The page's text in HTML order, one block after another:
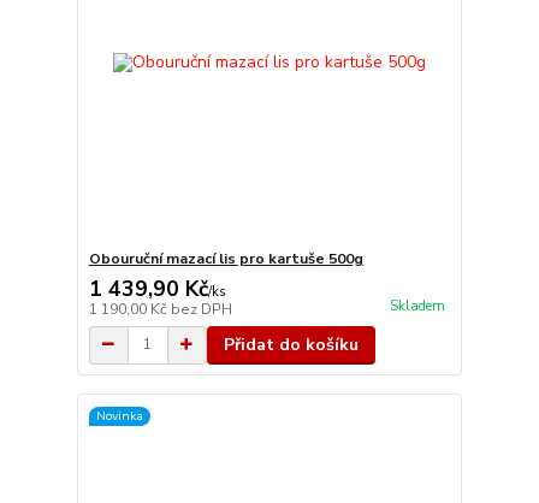
Obouruční mazací lis pro kartuše 500g
1 439,90 Kč/ks
1 190,00 Kč bez DPH Skladem
Přidat do košíku
Novinka